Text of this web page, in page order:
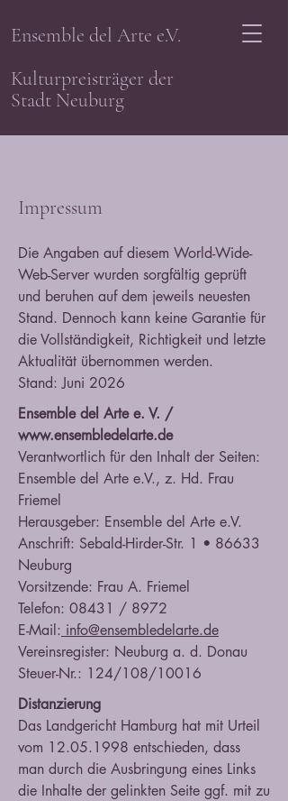
Ensemble del Arte e.V.
Kulturpreisträger der
Stadt Neuburg
Impressum
Die Angaben auf diesem World-Wide-
Web-Server wurden sorgfältig geprüft
und beruhen auf dem jeweils neuesten
Stand. Dennoch kann keine Garantie für
die Vollständigkeit, Richtigkeit und letzte
Aktualität übernommen werden.
Stand: Juni 2026
Ensemble del Arte e. V. /
www.ensembledelarte.de
Verantwortlich für den Inhalt der Seiten:
Ensemble del Arte e.V., z. Hd. Frau
Friemel
Herausgeber: Ensemble del Arte e.V.
Anschrift: Sebald-Hirder-Str. 1 • 86633
Neuburg
Vorsitzende: Frau A. Friemel
Telefon: 08431 / 8972
E-Mail: info@ensembledelarte.de
Vereinsregister: Neuburg a. d. Donau
Steuer-Nr.: 124/108/10016
Distanzierung
Das Landgericht Hamburg hat mit Urteil
vom 12.05.1998 entschieden, dass
man durch die Ausbringung eines Links
die Inhalte der gelinkten Seite ggf. mit zu